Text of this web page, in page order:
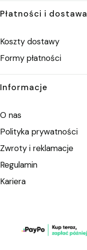
Płatności i dostawa
Koszty dostawy
Formy płatności
Informacje
O nas
Polityka prywatności
Zwroty i reklamacje
Regulamin
Kariera